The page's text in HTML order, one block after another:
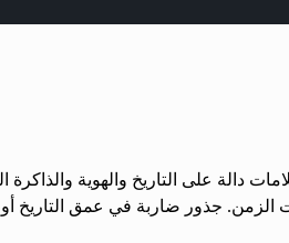
دالة على التاريخ والهوية
الزمن. جذور ضاربة في عمق